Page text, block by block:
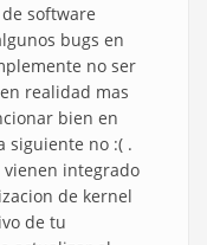
software
bugs en
no ser
realidad mas
bien en
siguiente no :( .
vienen integrado
de kernel
de tu